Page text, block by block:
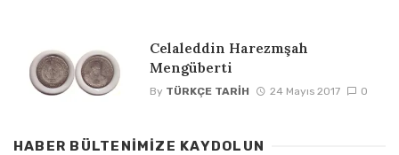
Celaleddin Harezmşah
Mengüberti
By TÜRKÇE TARIH 24 Mayıs 2017 0
HABER BÜLTENIMIZE KAYDOLUN